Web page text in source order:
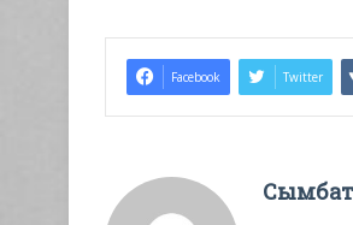
Facebook Twitter
Сымбат